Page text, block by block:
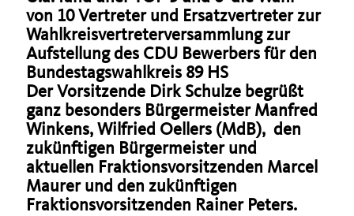
von 10 Vertreter und Ersatzvertreter zur
Wahlkreisvertreterversammlung zur
Aufstellung des CDU Bewerbers für den
Bundestagswahlkreis 89 HS
Der Vorsitzende Dirk Schulze begrüßt
ganz besonders Bürgermeister Manfred
Winkens, Wilfried Oellers (MdB), den
zukünftigen Bürgermeister und
aktuellen Fraktionsvorsitzenden Marcel
Maurer und den zukünftigen
Fraktionsvorsitzenden Rainer Peters.